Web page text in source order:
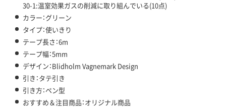
30-1:温室効果ガスの削減に取り組んでいる(10点)
カラー：グリーン
タイプ：使いきり
テープ長さ：6m
テープ幅：5mm
デザイン：Blidholm Vagnemark Design
引き：タテ引き
引き方：ペン型
おすすめ＆注目商品：オリジナル商品